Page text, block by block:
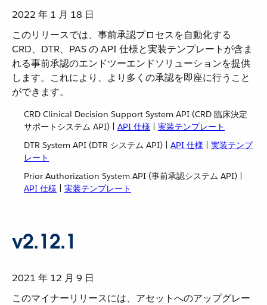
2022 年 1 月 18 日
このリリースでは、事前承認プロセスを自動化する
CRD、DTR、PAS の API 仕様と実装テンプレートが含ま
れる事前承認のエンドツーエンドソリューションを提供
します。これにより、より多くの承認を即座に行うこと
ができます。
CRD Clinical Decision Support System API (CRD 臨床決定
サポートシステム API) | API 仕様
実装テンプレート
DTR System API (DTR システム API) | API 仕様
実装テンプ
レート
Prior Authorization System API (事前承認システム API) |
API 仕様
実装テンプレート
v2.12.1
2021 年 12 月 9 日
このマイナーリリースには、アセットへのアップグレー